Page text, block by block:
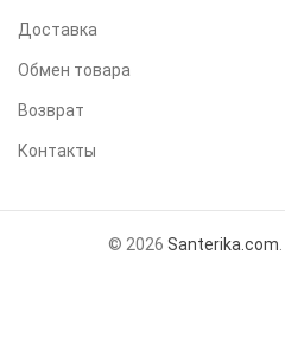
Доставка
Обмен товара
Возврат
Контакты
© 2026 Santerika.com